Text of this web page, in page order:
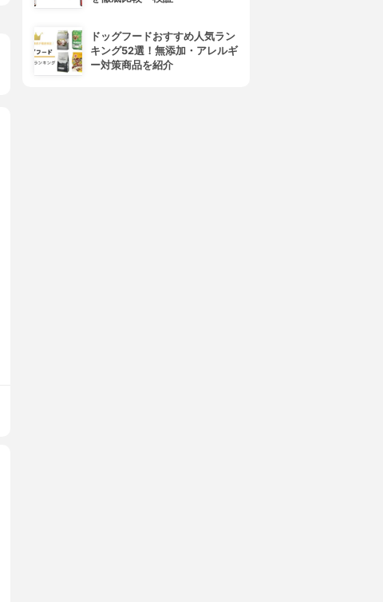
ドッグフードおすすめ人気ラン
キング52選！無添加・アレルギ
ー対策商品を紹介